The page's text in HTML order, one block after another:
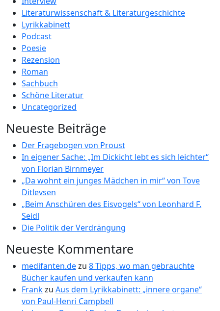
Literaturwissenschaft & Literaturgeschichte
Lyrikkabinett
Podcast
Poesie
Rezension
Roman
Sachbuch
Schöne Literatur
Uncategorized
Neueste Beiträge
Der Fragebogen von Proust
In eigener Sache: „Im Dickicht lebt es sich leichter“
von Florian Birnmeyer
„Da wohnt ein junges Mädchen in mir“ von Tove
Ditlevsen
„Beim Anschüren des Eisvogels“ von Leonhard F.
Seidl
Die Politik der Verdrängung
Neueste Kommentare
medifanten.dezu 8 Tipps, wo man gebrauchte
Bücher kaufen und verkaufen kann
Frankzu Aus dem Lyrikkabinett: „innere organe“
von Paul-Henri Campbell